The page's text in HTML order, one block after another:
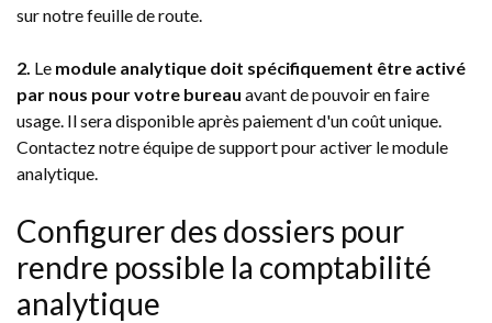
sur notre feuille de route.
2. Le module analytique doit spécifiquement être activé
par nous pour votre bureau avant de pouvoir en faire
usage. Il sera disponible après paiement d'un coût unique.
Contactez notre équipe de support pour activer le module
analytique.
Configurer des dossiers pour
rendre possible la comptabilité
analytique